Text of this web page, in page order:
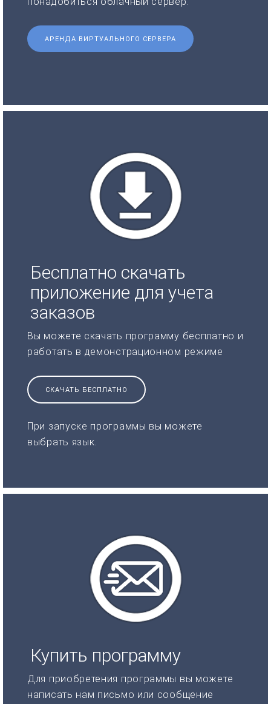
АРЕНДА ВИРТУАЛЬНОГО СЕРВЕРА
Бесплатно скачать
приложение для учета
заказов
Вы можете скачать программу бесплатно и
работать в демонстрационном режиме
СКАЧАТЬ БЕСПЛАТНО
При запуске программы вы можете
выбрать язык.
Купить программу
Для приобретения программы вы можете
написать нам письмо или сообщение